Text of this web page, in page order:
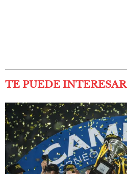
TE PUEDE INTERESAR